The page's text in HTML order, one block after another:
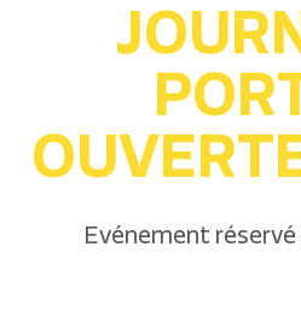
Evénement